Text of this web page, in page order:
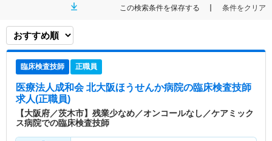
この検索条件を保存する 条件をクリア
臨床検査技師 正職員
医療法人成和会 北大阪ほうせんか病院の臨床検査技師
求人(正職員)
【大阪府／茨木市】残業少なめ／オンコールなし／ケアミック
ス病院での臨床検査技師